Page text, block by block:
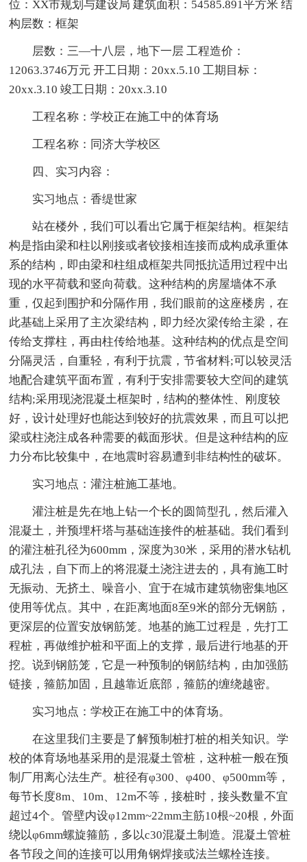
位：XX市规划与建设局 建筑面积：54585.891平方米 结
构层数：框架
层数：三—十八层，地下一层 工程造价：
12063.3746万元 开工日期：20xx.5.10 工期目标：
20xx.3.10 竣工日期：20xx.3.10
工程名称：学校正在施工中的体育场
工程名称：同济大学校区
四、实习内容：
实习地点：香缇世家
站在楼外，我们可以看出它属于框架结构。框架结
构是指由梁和柱以刚接或者铰接相连接而成构成承重体
系的结构，即由梁和柱组成框架共同抵抗适用过程中出
现的水平荷载和竖向荷载。这种结构的房屋墙体不承
重，仅起到围护和分隔作用，我们眼前的这座楼房，在
此基础上采用了主次梁结构，即力经次梁传给主梁，在
传给支撑柱，再由柱传给地基。这种结构的优点是空间
分隔灵活，自重轻，有利于抗震，节省材料;可以较灵活
地配合建筑平面布置，有利于安排需要较大空间的建筑
结构;采用现浇混凝土框架时，结构的整体性、刚度较
好，设计处理好也能达到较好的抗震效果，而且可以把
梁或柱浇注成各种需要的截面形状。但是这种结构的应
力分布比较集中，在地震时容易遭到非结构性的破坏。
实习地点：灌注桩施工基地。
灌注桩是先在地上钻一个长的圆筒型孔，然后灌入
混凝土，并预埋杆塔与基础连接件的桩基础。我们看到
的灌注桩孔径为600mm，深度为30米，采用的潜水钻机
成孔法，自下而上的将混凝土浇注进去的，具有施工时
无振动、无挤土、噪音小、宜于在城市建筑物密集地区
使用等优点。其中，在距离地面8至9米的部分无钢筋，
更深层的位置安放钢筋笼。地基的施工过程是，先打工
程桩，再做维护桩和平面上的支撑，最后进行地基的开
挖。说到钢筋笼，它是一种预制的钢筋结构，由加强筋
链接，箍筋加固，且越靠近底部，箍筋的缠绕越密。
实习地点：学校正在施工中的体育场。
在这里我们主要是了解预制桩打桩的相关知识。学
校的体育场地基采用的是混凝土管桩，这种桩一般在预
制厂用离心法生产。桩径有φ300、φ400、φ500mm等，
每节长度8m、10m、12m不等，接桩时，接头数量不宜
超过4个。管壁内设φ12mm~22mm主筋10根~20根，外面
绕以φ6mm螺旋箍筋，多以c30混凝土制造。混凝土管桩
各节段之间的连接可以用角钢焊接或法兰螺栓连接。